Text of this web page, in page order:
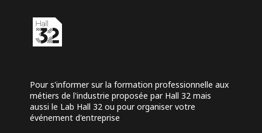
Pour s'informer sur la formation professionnelle aux
métiers de l'industrie proposée par Hall 32 mais
aussi le Lab Hall 32 ou pour organiser votre
événement d'entreprise